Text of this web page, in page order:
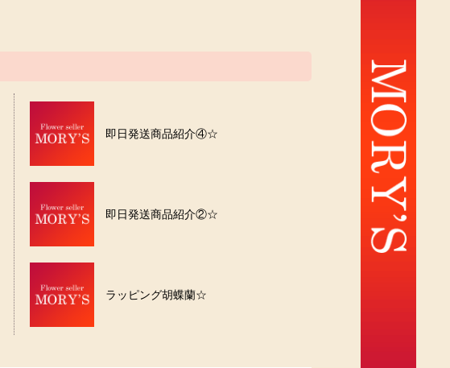
即日発送商品紹介④☆
即日発送商品紹介②☆
ラッピング胡蝶蘭☆